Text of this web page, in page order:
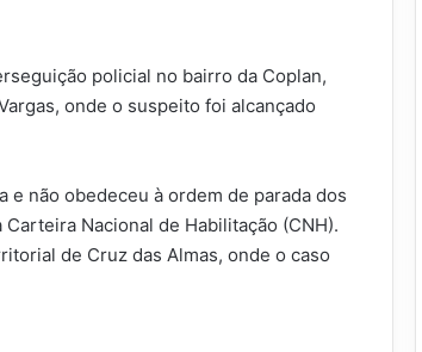
policial no bairro da Coplan,
onde o suspeito foi alcançado
não obedeceu à ordem de parada dos
Nacional de Habilitação (CNH).
de Cruz das Almas, onde o caso